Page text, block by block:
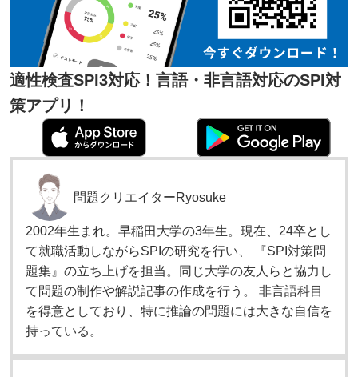
適性検査SPI3対応！言語・非言語対応のSPI対
策アプリ！
問題クリエイターRyosuke
2002年生まれ。早稲田大学の3年生。現在、24卒とし
て就職活動しながらSPIの研究を行い、 『SPI対策問
題集』の立ち上げを担当。同じ大学の友人らと協力し
て問題の制作や解説記事の作成を行う。 非言語科目
を得意としており、特に推論の問題には大きな自信を
持っている。